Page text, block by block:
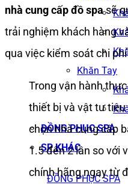
Khăn Tay
ĐỒNG PHỤC SPA
SP KHÁC
ĐỒNG PHỤC SPA
nhà cung cấp đồ spasẽ
trải nghiệm khách hàng
qua việc kiểm soát chi
Trong vận hành
thiết bị và vật tư
chọn nhà cung cấp
1.5 đến 2 lần so với
chính hãng ngay từ